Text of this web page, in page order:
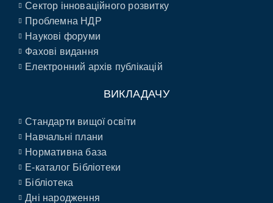
Сектор інноваційного розвитку
Проблемна НДР
Наукові форуми
Фахові видання
Електронний архів публікацій
ВИКЛАДАЧУ
Стандарти вищої освіти
Навчальні плани
Нормативна база
E-каталог Бібліотеки
Бібліотека
Дні народження